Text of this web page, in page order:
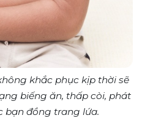
khắc phục kịp thời sẽ
biếng ăn, thấp còi, phát
bạn đồng trang lứa.